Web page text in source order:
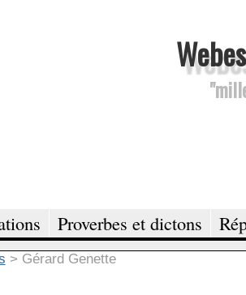
Proverbes et dictons
> Gérard Genette